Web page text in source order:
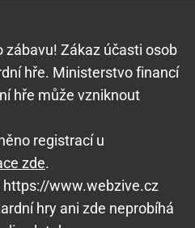
zábavu! Zákaz účasti osob
hře. Ministerstvo financí
hře může vzniknout
registrací u
zde.
www.webzive.cz
hry ani zde neprobíhá